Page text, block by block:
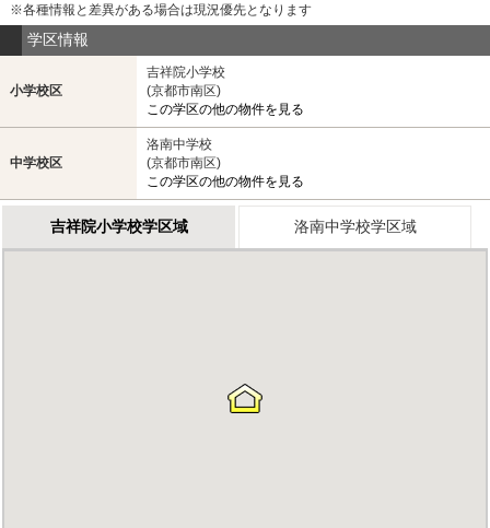
※各種情報と差異がある場合は現況優先となります
学区情報
小学校区
吉祥院小学校
(京都市南区)
この学区の他の物件を見る
中学校区
洛南中学校
(京都市南区)
この学区の他の物件を見る
吉祥院小学校学区域 洛南中学校学区域